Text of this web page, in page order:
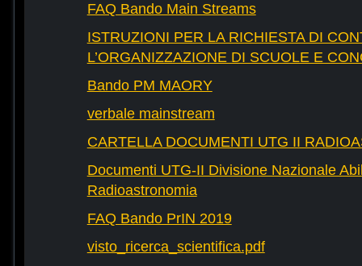
FAQ Bando Main Streams
ISTRUZIONI PER LA RICHIESTA DI
L’ORGANIZZAZIONE DI SCUOLE E
Bando PM MAORY
verbale mainstream
CARTELLA DOCUMENTI UTG II
Documenti UTG-II Divisione Nazionale
Radioastronomia
FAQ Bando PrIN 2019
visto_ricerca_scientifica.pdf